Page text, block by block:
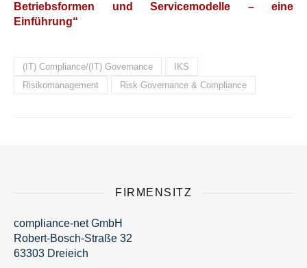
Betriebsformen und Servicemodelle – eine
Einführung“
(IT) Compliance/(IT) Governance
IKS
Risikomanagement
Risk Governance & Compliance
FIRMENSITZ
compliance-net GmbH
Robert-Bosch-Straße 32
63303 Dreieich